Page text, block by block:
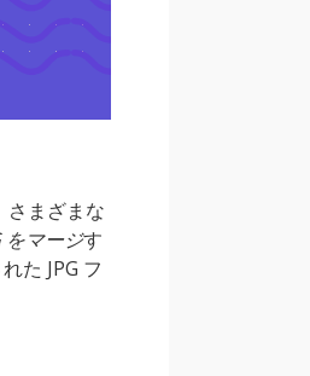
さまざまな
をマージす
た JPG フ